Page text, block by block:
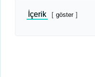
İçerik göster